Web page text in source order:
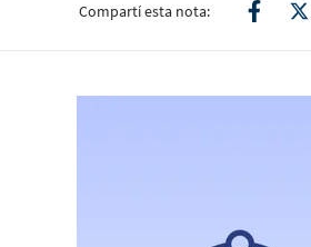
Compartí esta nota: